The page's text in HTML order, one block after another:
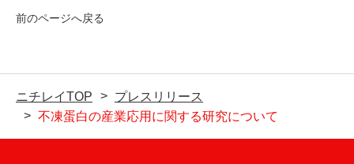
前のページへ戻る
ニチレイTOP
プレスリリース
不凍蛋白の産業応用に関する研究について